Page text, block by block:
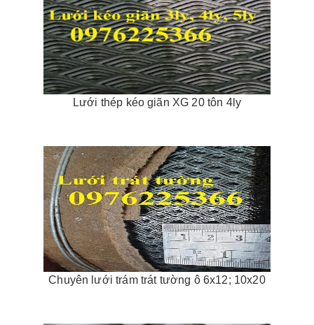
Lưới thép kéo giãn XG 20 tôn 4ly
Chuyên lưới trám trát tường ô 6x12; 10x20